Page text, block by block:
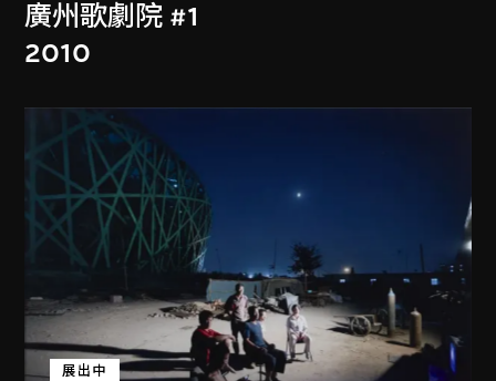
廣州歌劇院 #1
2010
展出中